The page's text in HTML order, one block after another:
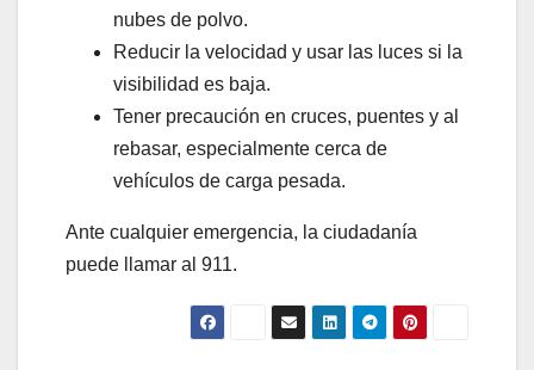
nubes de polvo.
Reducir la velocidad y usar las luces si la
visibilidad es baja.
Tener precaución en cruces, puentes y al
rebasar, especialmente cerca de
vehículos de carga pesada.
Ante cualquier emergencia, la ciudadanía
puede llamar al 911.